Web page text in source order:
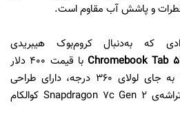
که به‌دنبال کروم‌بوک هیبریدی
Chromebook Tab
با قیمت ۴۰۰ دلار
طراحی شده است. Tab 510 به جای لولای ۳۶۰ درجه، دارای طراحی
جداشدنی ۲ در ۱ است و از تراشه‌ی Snapdragon 7c Gen 2 کوالکام